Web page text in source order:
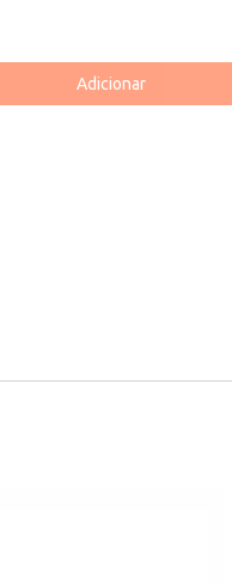
Adicionar